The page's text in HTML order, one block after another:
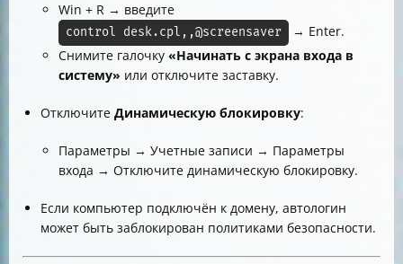
Win + R → введите
control desk.cpl,,@screensaver
→ Enter.
Снимите галочку «Начинать с экрана входа в
систему» или отключите заставку.
Отключите Динамическую блокировку:
Параметры → Учетные записи → Параметры
входа → Отключите динамическую блокировку.
Если компьютер подключён к домену, автологин
может быть заблокирован политиками безопасности.